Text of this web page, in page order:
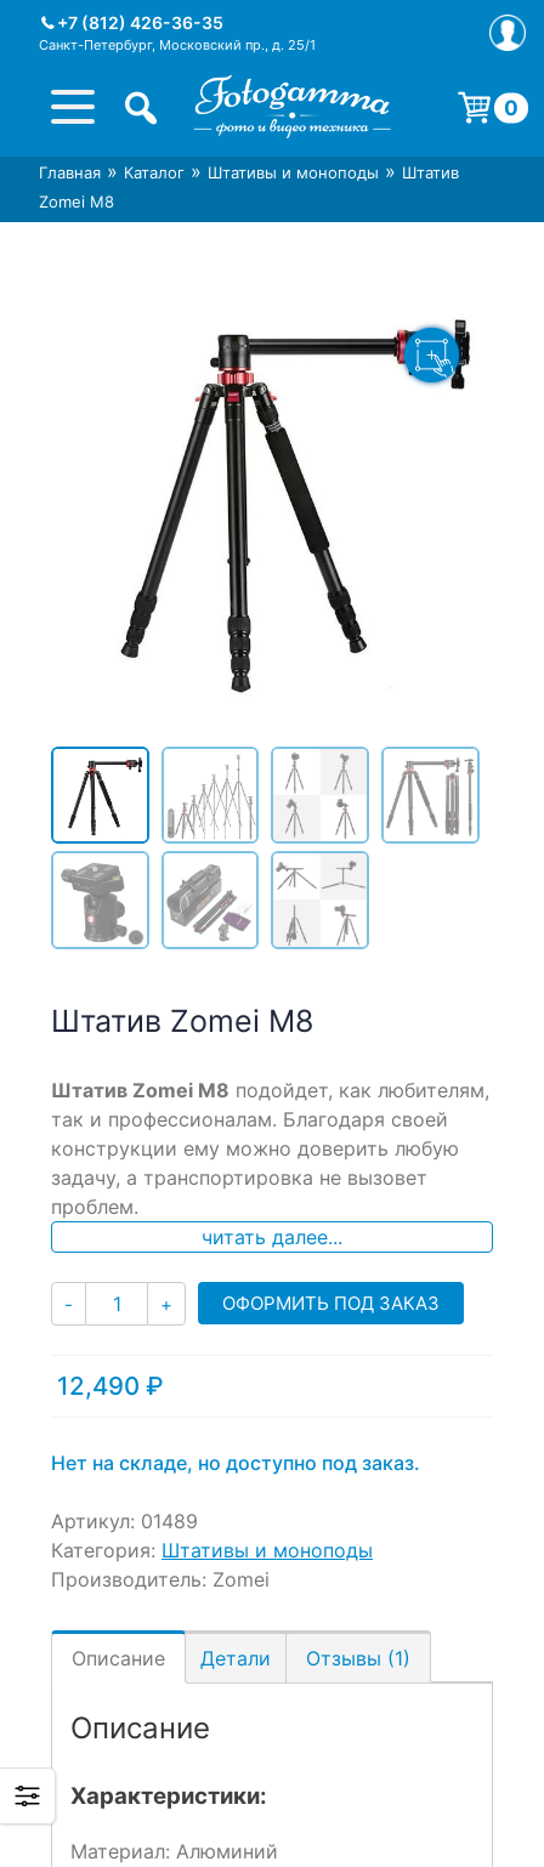
+7 (812) 426-36-35
Санкт-Петербург, Московский пр., д. 25/1
Интернет-магазин фототехники
Магазин фотоаксессуаров foto-
0
Корзина пуста.
Главная » Каталог » Штативы и моноподы » Штатив
Zomei M8
Штатив Zomei M8
Штатив Zomei M8 подойдет, как любителям,
так и профессионалам. Благодаря своей
конструкции ему можно доверить любую
задачу, а транспортировка не вызовет
проблем.
читать далее...
- Количество
+ ОФОРМИТЬ ПОД ЗАКАЗ
12,490 ₽
Нет на складе, но доступно под заказ.
Артикул: 01489
Категория: Штативы и моноподы
Производитель: Zomei
Описание Детали Отзывы (1)
Описание
Характеристики:
Материал: Алюминий